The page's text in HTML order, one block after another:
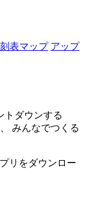
表マップ アップ
トダウンする
みんなでつくる
リをダウンロー